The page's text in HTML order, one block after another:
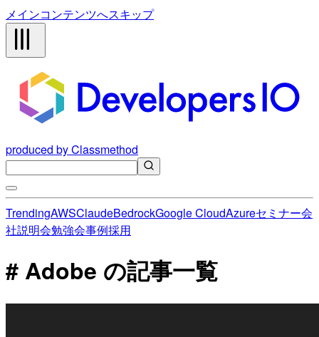
メインコンテンツへスキップ
produced by Classmethod
TrendingAWSClaudeBedrockGoogle CloudAzureセミナー会
社説明会勉強会事例採用
# Adobe の記事一覧